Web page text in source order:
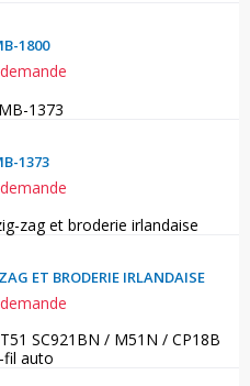
1800
1373
ET BRODERIE IRLANDAISE